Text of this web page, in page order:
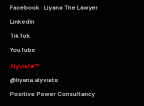
Facebook · Liyana The Lawyer
LinkedIn
TikTok
YouTube
Alyviate™
@liyana.alyviate
Positive Power Consultancy